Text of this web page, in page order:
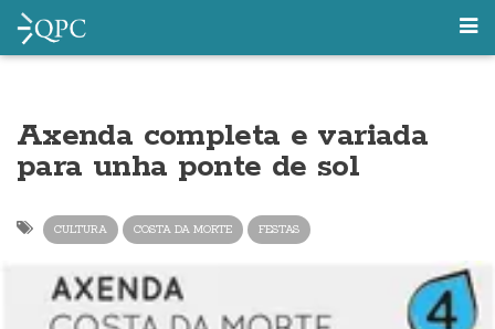
Axenda completa e variada
para unha ponte de sol
CULTURA COSTA DA MORTE FESTAS